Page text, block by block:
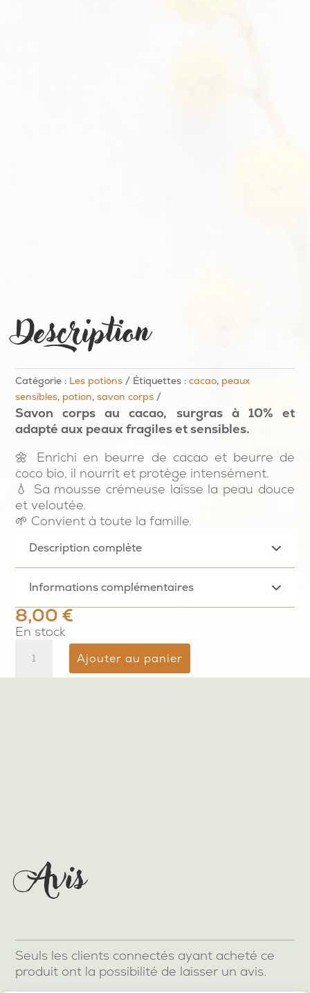
Description
Catégorie : Les potions Étiquettes :cacao, peaux
sensibles, potion,savon corps
Savon corps au cacao, surgras à 10% et
adapté aux peaux fragiles et sensibles.
🌼 Enrichi en beurre de cacao et beurre de
coco bio, il nourrit et protège intensément.
💧 Sa mousse crémeuse laisse la peau douce
et veloutée.
🌱 Convient à toute la famille.
Description complète
Informations complémentaires
8,00€
En stock
Cho'coco
Ajouter au panier
Avis
Seuls les clients connectés ayant acheté ce
produit ont la possibilité de laisser un avis.